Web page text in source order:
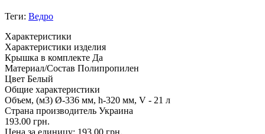
Теги: Ведро
Характеристики
Характеристики изделия
Крышка в комплекте Да
Материал/Состав Полипропилен
Цвет Белый
Общие характеристики
Объем, (м3) Ø-336 мм, h-320 мм, V - 21 л
Страна производитель Украина
193.00 грн.